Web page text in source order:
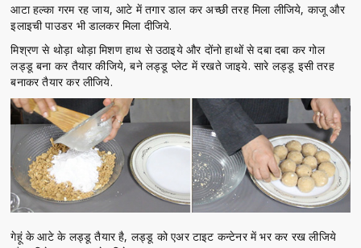
आटा हल्का गरम रह जाय, आटे में तगार डाल कर अच्छी तरह मिला लीजिये, काजू और
इलाइची पाउडर भी डालकर मिला दीजिये.
मिश्रण से थोड़ा थोड़ा मिशण हाथ से उठाइये और दोंनो हाथों से दबा दबा कर गोल
लड्डू बना कर तैयार कीजिये, बने लड्डू प्लेट में रखते जाइये. सारे लड्डू इसी तरह
बनाकर तैयार कर लीजिये.
गेहूं के आटे के लड्डू तैयार है, लड्डू को एअर टाइट कन्टेनर में भर कर रख लीजिये